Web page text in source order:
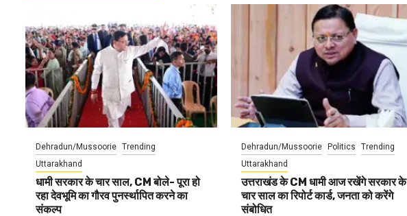
Dehradun/Mussoorie Trending
Uttarakhand
धामी सरकार के चार साल, CM बोले- पूरा हो
रहा देवभूमि का गौरव पुनर्स्थापित करने का
संकल्प
Dehradun/Mussoorie Politics
Trending
Uttarakhand
उत्तराखंड के CM धामी आज रखेंगे सरकार के
चार साल का रिपोर्ट कार्ड, जनता को करेंगे
संबोधित